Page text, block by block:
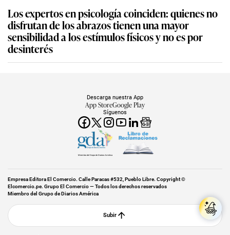
Los expertos en psicología coinciden: quienes no
disfrutan de los abrazos tienen una mayor
sensibilidad a los estímulos físicos y no es por
desinterés
Síguenos
Descarga nuestra App
App StoreGoogle Play
Miembro del Grupo de Diarios América
Empresa Editora El Comercio. Calle Paracas #532, Pueblo Libre. Copyright ©
Elcomercio.pe. Grupo El Comercio — Todos los derechos reservados
Miembro del Grupo de Diarios América
Subir